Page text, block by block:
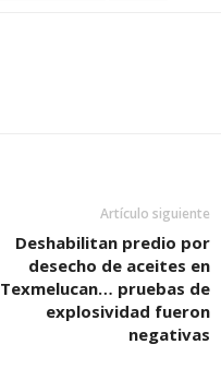
Artículo siguiente
Deshabilitan predio por
desecho de aceites en
Texmelucan… pruebas de
explosividad fueron
negativas